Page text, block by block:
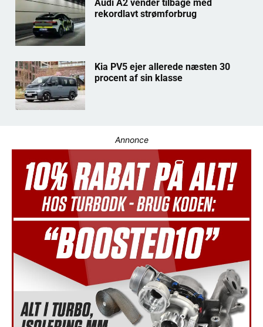
Audi A2 vender tilbage med
rekordlavt strømforbrug
Kia PV5 ejer allerede næsten 30
procent af sin klasse
Annonce